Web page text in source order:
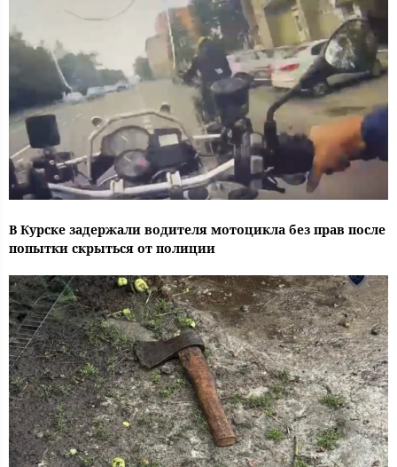
В Курске задержали водителя мотоцикла без прав после
попытки скрыться от полиции